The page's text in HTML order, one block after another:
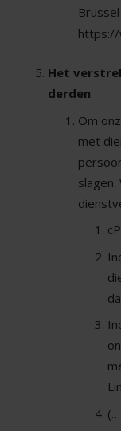
https://
Het
derden
Om
met